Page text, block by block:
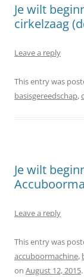
Je wilt
cirkelzaag
Leave a reply
This entry was
basisgereedschap,
Je wilt
Leave a reply
This entry was
accuboormachine,
on August 12, 2015.